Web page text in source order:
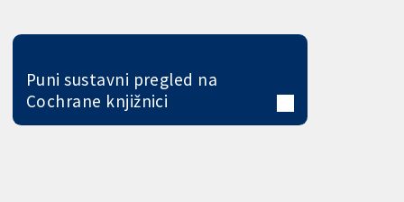
Puni sustavni pregled na
Cochrane knjižnici